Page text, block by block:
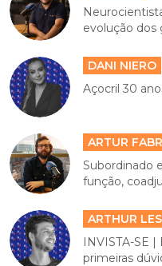
evolução dos
DANI NIERO
Açocril 30
ARTUR
Subordinado
função,
ARTHUR
INVISTA-SE
primeiras